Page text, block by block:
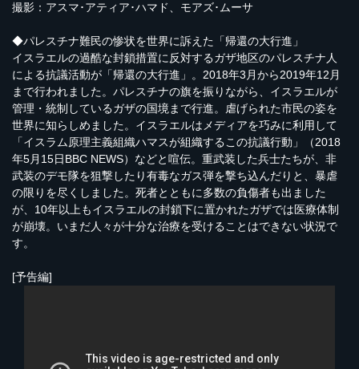
撮影：アスマ･アティア･ハマド、モアズ･ムーサ
◆パレスチナ難民の惨状を世界に訴えた「帰還の大行進」
イスラエルの過酷な封鎖措置に反対するガザ地区のパレスチナ人
による抗議活動が「帰還の大行進」。2018年3月から2019年12月
まで行われました。パレスチナの旗を振りながら、イスラエルが
管理・統制しているガザの国境まで行進。虐げられた市民の姿を
世界に知らしめました。イスラエルはメディアを巧みに利用して
「イスラム原理主義組織ハマスが組織するこの抗議行動」（2018
年5月15日BBC NEWS）などと喧伝。重武装した兵士たちが、非
武装のデモ隊を狙撃したり有毒なガス弾を撃ち込んだりと、暴虐
の限りを尽くしました。死者とともに多数の負傷者も出ました
が、10年以上もイスラエルの封鎖下に置かれたガザでは医療体制
が崩壊。いまだ人々が十分な治療を受けることはできない状況で
す。
[予告編]